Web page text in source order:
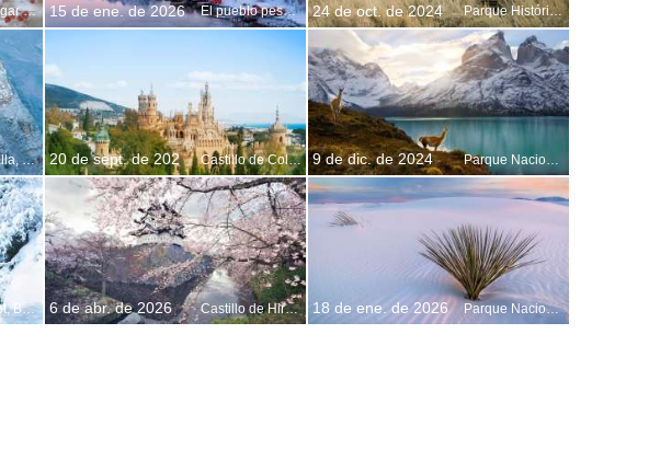
Pinzón vulgar macho posado en un manzano cangrejo en invierno 15 de ene. de 2026 El pueblo pesquero de Reine, Noruega 24 de oct. de 2024 Parque Histórico Estatal de Bodie, California, EE. UU.
Gran Muralla, China 20 de sept. de 202 Castillo de Colomares en Benalmádena, Málaga, Andalucía, España 9 de dic. de 2024 Parque Nacional Torres del Paine, Chile
Val Brandet, Brescia, Lombardía, Italia 6 de abr. de 2026 Castillo de Hirosaki, Hirosaki, Japón 18 de ene. de 2026 Parque Nacional White Sands, Nuevo México, EE. UU.